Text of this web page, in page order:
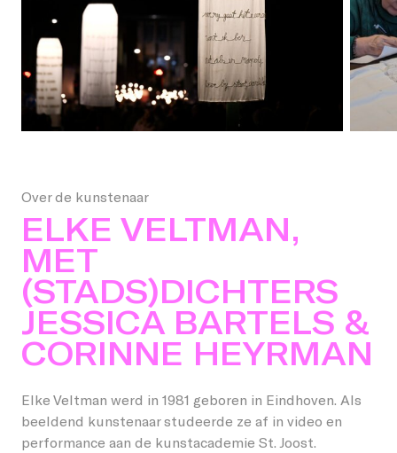
Over de kunstenaar
ELKE VELTMAN,
MET
(STADS)DICHTERS
JESSICA BARTELS &
CORINNE HEYRMAN
Elke Veltman werd in 1981 geboren in Eindhoven. Als
beeldend kunstenaar studeerde ze af in video en
performance aan de kunstacademie St. Joost.